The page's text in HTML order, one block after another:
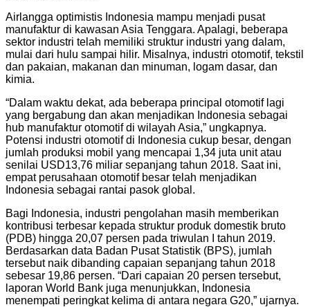
Airlangga optimistis Indonesia mampu menjadi pusat
manufaktur di kawasan Asia Tenggara. Apalagi, beberapa
sektor industri telah memiliki struktur industri yang dalam,
mulai dari hulu sampai hilir. Misalnya, industri otomotif, tekstil
dan pakaian, makanan dan minuman, logam dasar, dan
kimia.
“Dalam waktu dekat, ada beberapa principal otomotif lagi
yang bergabung dan akan menjadikan Indonesia sebagai
hub manufaktur otomotif di wilayah Asia,” ungkapnya.
Potensi industri otomotif di Indonesia cukup besar, dengan
jumlah produksi mobil yang mencapai 1,34 juta unit atau
senilai USD13,76 miliar sepanjang tahun 2018. Saat ini,
empat perusahaan otomotif besar telah menjadikan
Indonesia sebagai rantai pasok global.
Bagi Indonesia, industri pengolahan masih memberikan
kontribusi terbesar kepada struktur produk domestik bruto
(PDB) hingga 20,07 persen pada triwulan I tahun 2019.
Berdasarkan data Badan Pusat Statistik (BPS), jumlah
tersebut naik dibanding capaian sepanjang tahun 2018
sebesar 19,86 persen. “Dari capaian 20 persen tersebut,
laporan World Bank juga menunjukkan, Indonesia
menempati peringkat kelima di antara negara G20,” ujarnya.